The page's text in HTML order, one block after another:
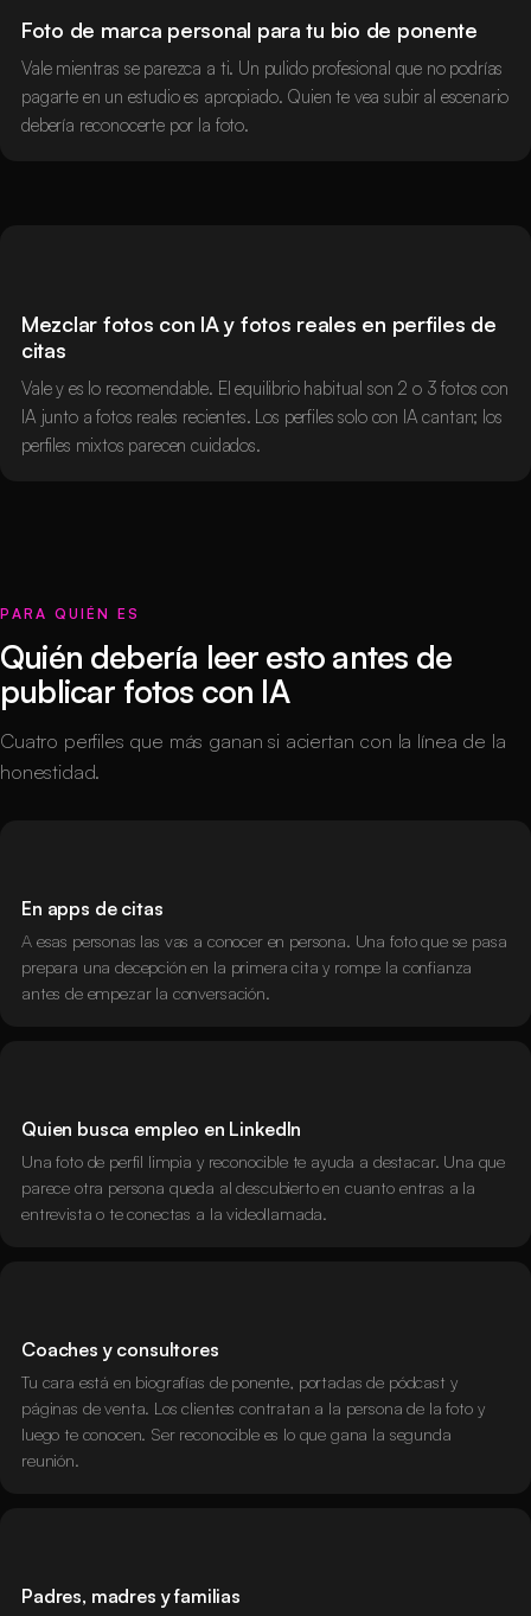
Foto de marca personal para tu bio de ponente
Vale mientras se parezca a ti. Un pulido profesional que no podrías
pagarte en un estudio es apropiado. Quien te vea subir al escenario
debería reconocerte por la foto.
Mezclar fotos con IA y fotos reales en perfiles de
citas
Vale y es lo recomendable. El equilibrio habitual son 2 o 3 fotos con
IA junto a fotos reales recientes. Los perfiles solo con IA cantan; los
perfiles mixtos parecen cuidados.
PARA QUIÉN ES
Quién debería leer esto antes de
publicar fotos con IA
Cuatro perfiles que más ganan si aciertan con la línea de la
honestidad.
En apps de citas
A esas personas las vas a conocer en persona. Una foto que se pasa
prepara una decepción en la primera cita y rompe la confianza
antes de empezar la conversación.
Quien busca empleo en LinkedIn
Una foto de perfil limpia y reconocible te ayuda a destacar. Una que
parece otra persona queda al descubierto en cuanto entras a la
entrevista o te conectas a la videollamada.
Coaches y consultores
Tu cara está en biografías de ponente, portadas de pódcast y
páginas de venta. Los clientes contratan a la persona de la foto y
luego te conocen. Ser reconocible es lo que gana la segunda
reunión.
Padres, madres y familias